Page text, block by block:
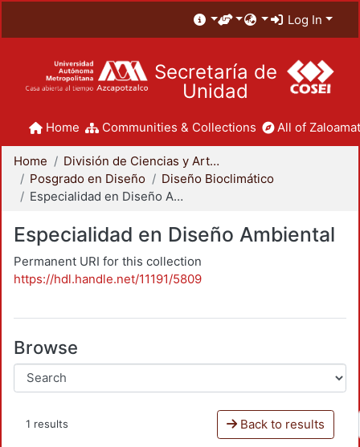
Log In
Secretaría de
Unidad
Home Communities & Collections All of
Home
División de Ciencias y Artes para el Diseño
Posgrado en Diseño
Diseño Bioclimático
Especialidad en Diseño Ambiental
Especialidad en Diseño Ambiental
Permanent URI for this collection
https://hdl.handle.net/11191/5809
Browse
1 results Back to results